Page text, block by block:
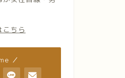
ちら
／